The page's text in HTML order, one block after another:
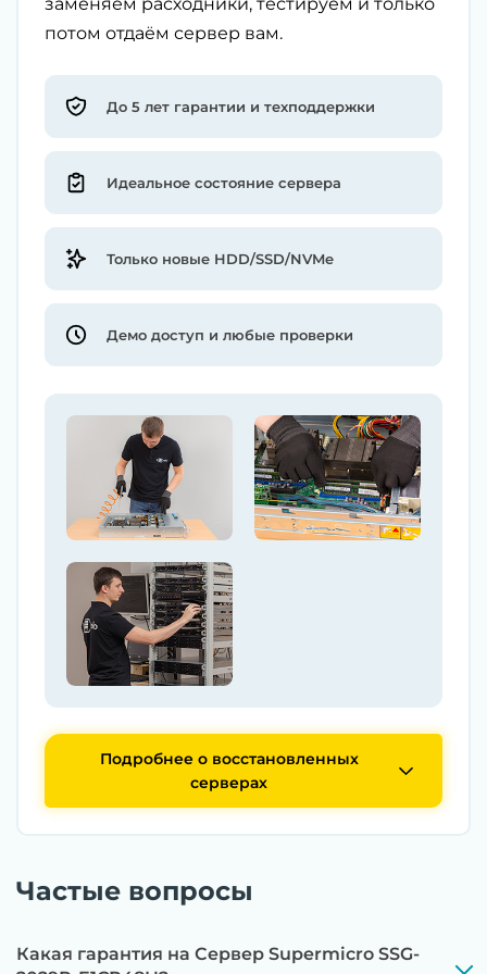
потом отдаём сервер вам.
До 5 лет гарантии и техподдержки
Идеальное состояние сервера
Только новые HDD/SSD/NVMe
Демо доступ и любые проверки
Подробнее о восстановленных
серверах
Частые вопросы
Какая гарантия на Сервер Supermicro SSG-